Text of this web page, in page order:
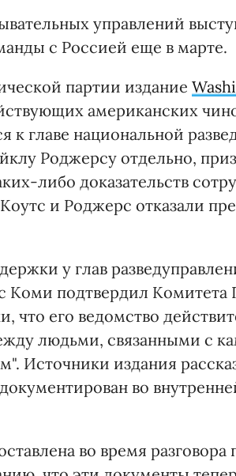
управлений
с Россией еще в марте.
партии издание
американских
к главе национальной
Роджерсу отдельно,
либо доказательств
и Роджерс отказали
у глав
подтвердил Комитета
что его ведомство
людьми, связанными с
Источники издания
во
во время разговора